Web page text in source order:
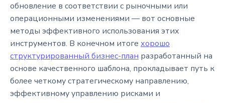
обновление в соответствии с рыночными или
операционными изменениями — вот основные
методы эффективного использования этих
инструментов. В конечном итоге хорошо
структурированный бизнес-план разработанный на
основе качественного шаблона, прокладывает путь к
более четкому стратегическому направлению,
эффективному управлению рисками и